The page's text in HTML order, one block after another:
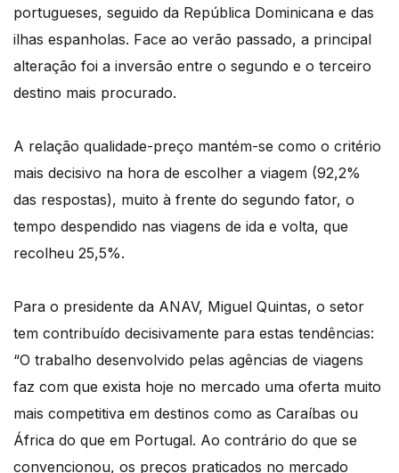
portugueses, seguido da República Dominicana e das
ilhas espanholas. Face ao verão passado, a principal
alteração foi a inversão entre o segundo e o terceiro
destino mais procurado.
A relação qualidade-preço mantém-se como o critério
mais decisivo na hora de escolher a viagem (92,2%
das respostas), muito à frente do segundo fator, o
tempo despendido nas viagens de ida e volta, que
recolheu 25,5%.
Para o presidente da ANAV, Miguel Quintas, o setor
tem contribuído decisivamente para estas tendências:
“O trabalho desenvolvido pelas agências de viagens
faz com que exista hoje no mercado uma oferta muito
mais competitiva em destinos como as Caraíbas ou
África do que em Portugal. Ao contrário do que se
convencionou, os preços praticados no mercado